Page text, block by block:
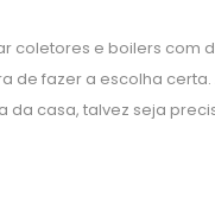
coletores e boilers com
de fazer a escolha certa.
da casa, talvez seja